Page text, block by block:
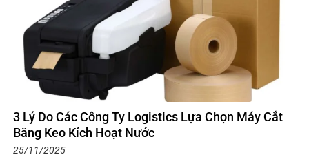
3 Lý Do Các Công Ty Logistics Lựa Chọn Máy Cắt
Băng Keo Kích Hoạt Nước
25/11/2025